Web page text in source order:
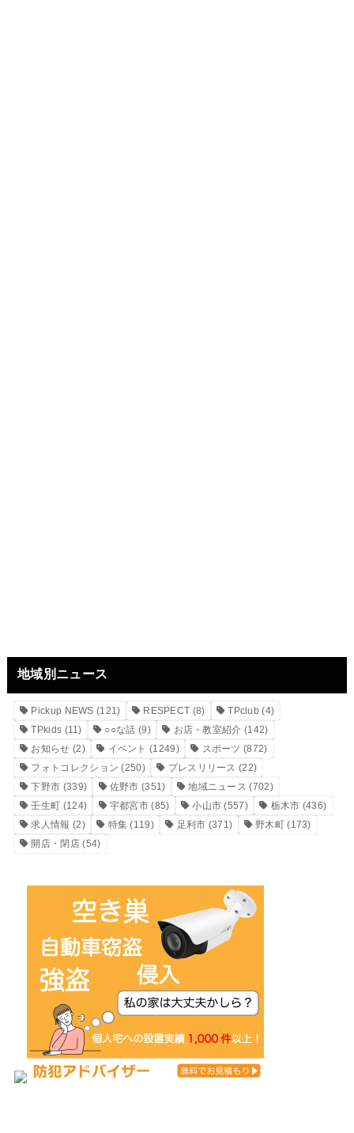
地域別ニュース
Pickup NEWS (121) RESPECT (8) TPclub (4)
TPkids (11) ○○な話 (9) お店・教室紹介 (142)
お知らせ (2) イベント (1249) スポーツ (872)
フォトコレクション (250) プレスリリース (22)
下野市 (339) 佐野市 (351) 地域ニュース (702)
壬生町 (124) 宇都宮市 (85) 小山市 (557) 栃木市 (436)
求人情報 (2) 特集 (119) 足利市 (371) 野木町(173)
開店・閉店(54)